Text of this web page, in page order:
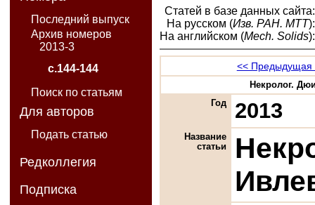
Последний выпуск
Архив номеров
2013-3
с.144-144
Поиск по статьям
Для авторов
Подать статью
Редколлегия
Подписка
Статей в базе данных сайта:
На русском (Изв. РАН. МТТ):
На английском (Mech. Solids):
<< Предыдущая
Некролог.
Год
2013
Название
статьи